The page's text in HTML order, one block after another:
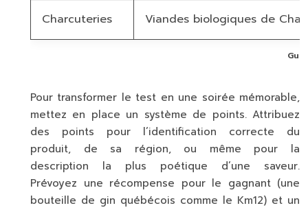
Charcuteries Viandes biologiques de
Pour transformer le test en une soirée mémorable,
mettez en place un système de points. Attribuez
des points pour l’identification correcte du
produit, de sa région, ou même pour la
description la plus poétique d’une saveur.
Prévoyez une récompense pour le gagnant (une
bouteille de gin québécois comme le Km12) et un